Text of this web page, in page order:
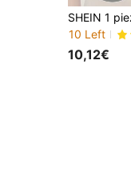
10 Left
10,12€